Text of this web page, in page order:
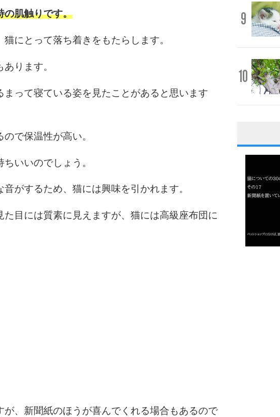
の肌触りです。
にとって落ち着きをもたらします。
ります。
まって寝ている姿を見たことがあると思います
で保温性が高い。
いいのでしょう。
がするため、猫には興味を引かれます。
た目には質素に見えますが、猫には高級座布団に
が、新聞紙のほうが喜んでくれる場合もあるので
9
10
1
3